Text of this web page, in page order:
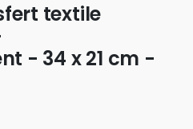
textile
- 34 x 21 cm -